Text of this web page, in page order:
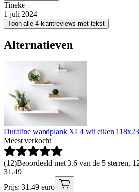
Tineke
1 juli 2024
Toon alle 4 klantreviews met tekst
Alternatieven
Duraline wandplank XL4 wit eiken
Meest verkocht
(12)Beoordeeld met 3.6 van de 5 sterren,
31.49
Prijs: 31.49 euro